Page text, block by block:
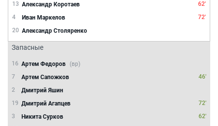
13 Александр Коротаев
62'
4
Иван Маркелов
72'
20 Александр Столяренко
Запасные
16 Артем Федоров
(вр)
7
Артем Сапожков
46'
2
Дмитрий Яшин
19 Дмитрий Агапцев
72'
3
Никита Сурков
62'